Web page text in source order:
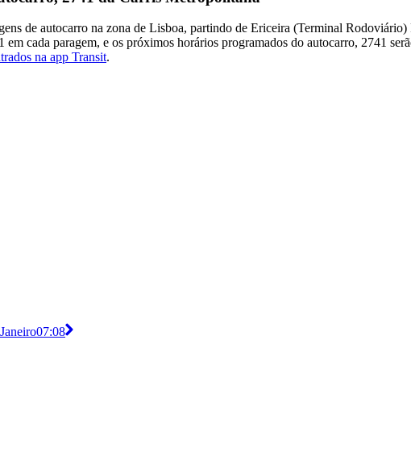
de autocarro na zona de Lisboa, partindo de Ericeira (Terminal
cada paragem, e os próximos horários programados do autocarro, 2741
na app Transit.
07:08